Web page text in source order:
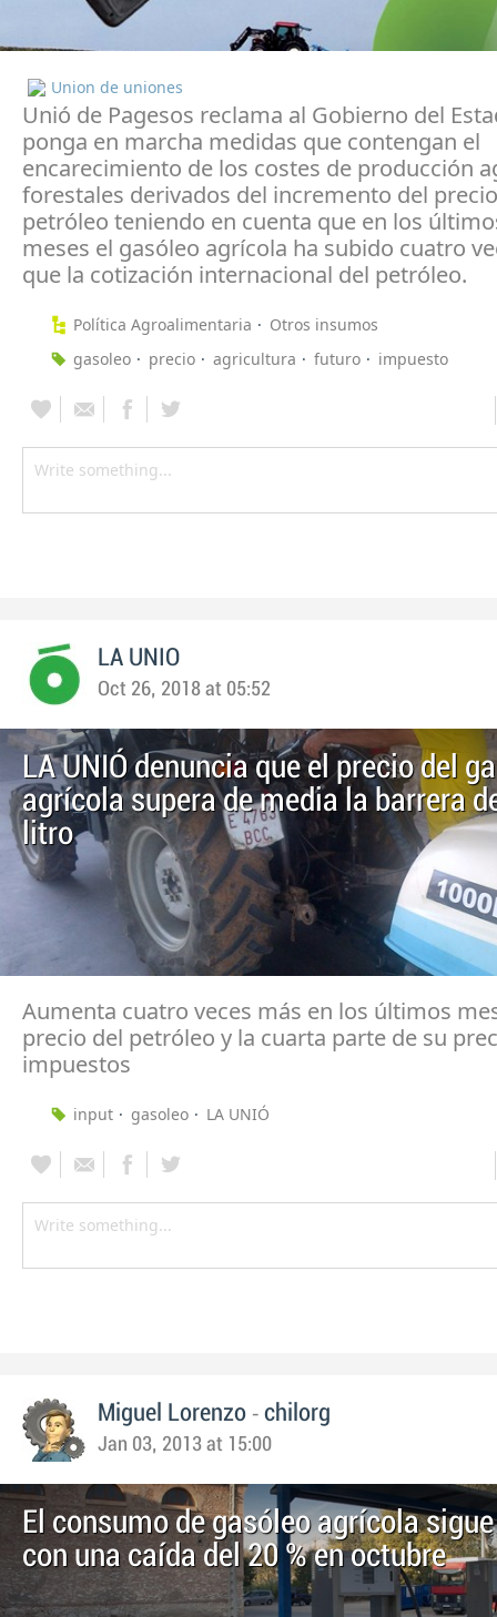
Union de uniones
Unió de Pagesos reclama al Gobierno del
ponga en marcha medidas que contengan el
encarecimiento de los costes de producción
forestales derivados del incremento del
petróleo teniendo en cuenta que en los
meses el gasóleo agrícola ha subido cuatro
que la cotización internacional del petróleo.
Política Agroalimentaria
Otros insumos
gasoleo
precio agricultura futuro impuesto
LA UNIO
Oct 26, 2018 at 05:52
LA UNIÓ denuncia que el precio del
agrícola supera de media la barrera
litro
Aumenta cuatro veces más en los últimos
precio del petróleo y la cuarta parte de su
impuestos
input gasoleo LA UNIÓ
Miguel Lorenzo - chilorg
Jan 03, 2013 at 15:00
El consumo de gasóleo agrícola
con una caída del 20 % en octubre